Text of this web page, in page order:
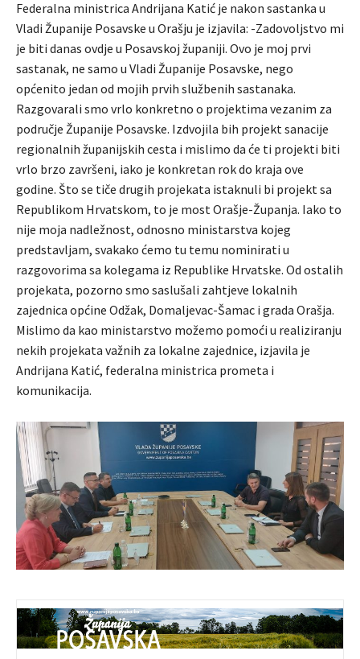
Federalna ministrica Andrijana Katić je nakon sastanka u
Vladi Županije Posavske u Orašju je izjavila: -Zadovoljstvo mi
je biti danas ovdje u Posavskoj županiji. Ovo je moj prvi
sastanak, ne samo u Vladi Županije Posavske, nego
općenito jedan od mojih prvih službenih sastanaka.
Razgovarali smo vrlo konkretno o projektima vezanim za
područje Županije Posavske. Izdvojila bih projekt sanacije
regionalnih županijskih cesta i mislimo da će ti projekti biti
vrlo brzo završeni, iako je konkretan rok do kraja ove
godine. Što se tiče drugih projekata istaknuli bi projekt sa
Republikom Hrvatskom, to je most Orašje-Županja. Iako to
nije moja nadležnost, odnosno ministarstva kojeg
predstavljam, svakako ćemo tu temu nominirati u
razgovorima sa kolegama iz Republike Hrvatske. Od ostalih
projekata, pozorno smo saslušali zahtjeve lokalnih
zajednica općine Odžak, Domaljevac-Šamac i grada Orašja.
Mislimo da kao ministarstvo možemo pomoći u realiziranju
nekih projekata važnih za lokalne zajednice, izjavila je
Andrijana Katić, federalna ministrica prometa i
komunikacija.